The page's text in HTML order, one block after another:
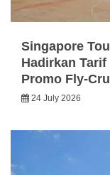
Singapore
Hadirkan
Promo Fly-
24 July 2026